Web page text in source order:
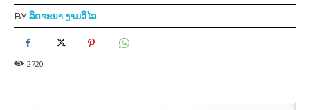
BYລິດຈະນາ ງາມວິໄລ
2720